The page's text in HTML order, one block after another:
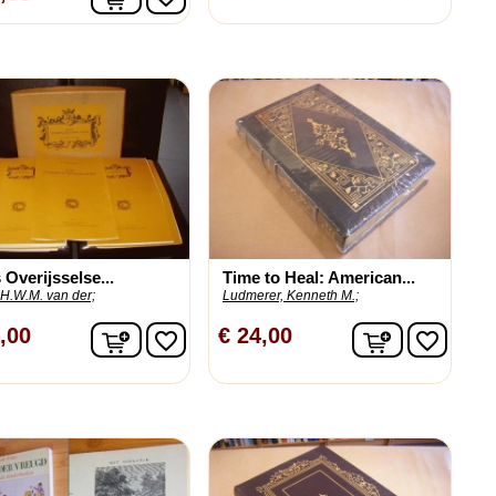
Overijsselse...
van der;
In winkelwagen
favorite_border
Time to Heal: American...
Ludmerer, Kenneth M.;
€ 24,00 Infavorite_border